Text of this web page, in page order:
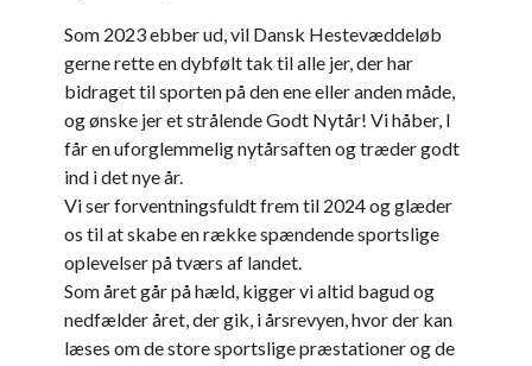
Som 2023 ebber ud, vil Dansk Hestevæddeløb
gerne rette en dybfølt tak til alle jer, der har
bidraget til sporten på den ene eller anden måde,
og ønske jer et strålende Godt Nytår! Vi håber, I
får en uforglemmelig nytårsaften og træder godt
ind i det nye år.
Vi ser forventningsfuldt frem til 2024 og glæder
os til at skabe en række spændende sportslige
oplevelser på tværs af landet.
Som året går på hæld, kigger vi altid bagud og
nedfælder året, der gik, i årsrevyen, hvor der kan
læses om de store sportslige præstationer og de